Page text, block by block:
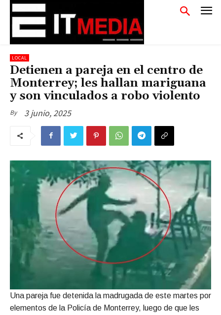
LOCAL
Detienen a pareja en el centro de
Monterrey; les hallan mariguana
y son vinculados a robo violento
By 3 junio, 2025
Una pareja fue detenida la madrugada de este martes por
elementos de la Policía de Monterrey, luego de que les